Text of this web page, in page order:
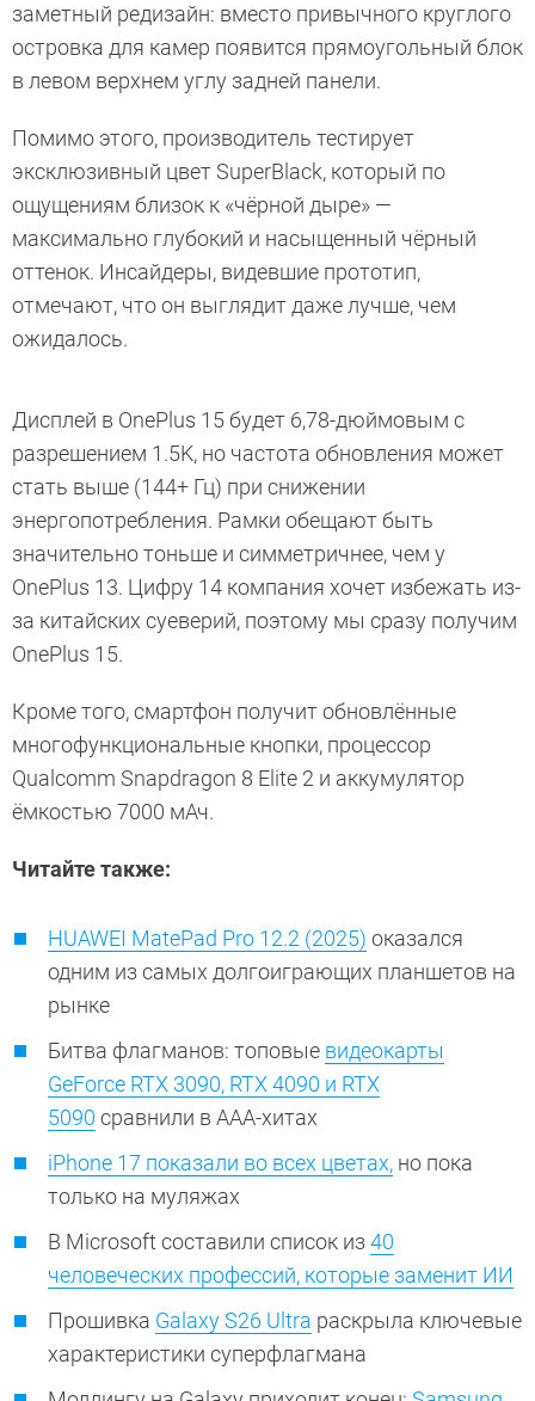
заметный редизайн: вместо привычного круглого
островка для камер появится прямоугольный блок
в левом верхнем углу задней панели.
Помимо этого, производитель тестирует
эксклюзивный цвет SuperBlack, который по
ощущениям близок к «чёрной дыре» —
максимально глубокий и насыщенный чёрный
оттенок. Инсайдеры, видевшие прототип,
отмечают, что он выглядит даже лучше, чем
ожидалось.
Дисплей в OnePlus 15 будет 6,78-дюймовым с
разрешением 1.5K, но частота обновления может
стать выше (144+ Гц) при снижении
энергопотребления. Рамки обещают быть
значительно тоньше и симметричнее, чем у
OnePlus 13. Цифру 14 компания хочет избежать из-
за китайских суеверий, поэтому мы сразу получим
OnePlus 15.
Кроме того, смартфон получит обновлённые
многофункциональные кнопки, процессор
Qualcomm Snapdragon 8 Elite 2 и аккумулятор
ёмкостью 7000 мАч.
Читайте также:
HUAWEI MatePad Pro 12.2 (2025) оказался
одним из самых долгоиграющих планшетов на
рынке
Битва флагманов: топовые видеокарты
GeForce RTX 3090, RTX 4090 и RTX
5090 сравнили в ААА-хитах
iPhone 17 показали во всех цветах, но пока
только на муляжах
В Microsoft составили список из 40
человеческих профессий, которые заменит ИИ
Прошивка Galaxy S26 Ultra раскрыла ключевые
характеристики суперфлагмана